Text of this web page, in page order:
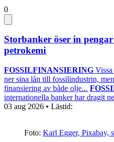
0
Storbanker öser in
petrokemi
FOSSILFINANSIERING
ner sina lån till fossilindustrin,
finansiering av både olje...
internationella banker har dragit
03 aug 2026 • Lästid:
Foto: Karl Egger, Pixabay,